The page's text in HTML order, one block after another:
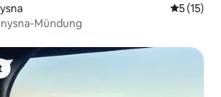
5 (15)
Mündung